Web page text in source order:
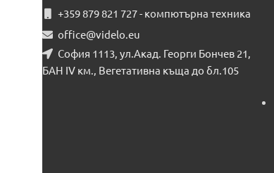
+359 879 821 727 - компютърна техника
office@videlo.eu
София 1113, ул.Акад. Георги Бончев 21,
БАН IV км., Вегетативна къща до бл.105